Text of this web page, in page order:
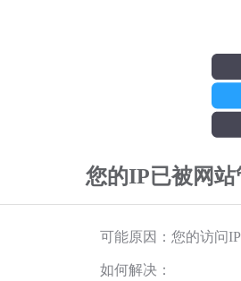
您的IP已被网
可能原因：您的访问
如何解决：